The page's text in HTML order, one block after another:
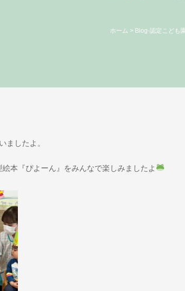
ホーム > Blog-認定こども
ましたよ。
本『ぴよーん』をみんなで楽しみましたよ